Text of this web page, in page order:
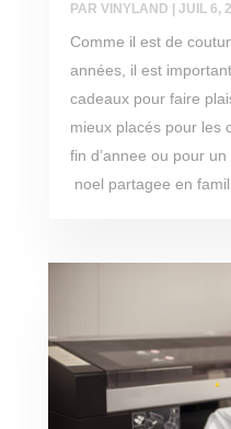
PAR VINYLAND JUIL 6,
Comme il est de
années, il est
cadeaux pour faire
mieux placés pour les
fin d’annee ou pour
noel partagee en